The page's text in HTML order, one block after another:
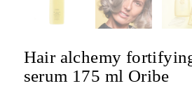
Hair alchemy
serum 175 ml Oribe